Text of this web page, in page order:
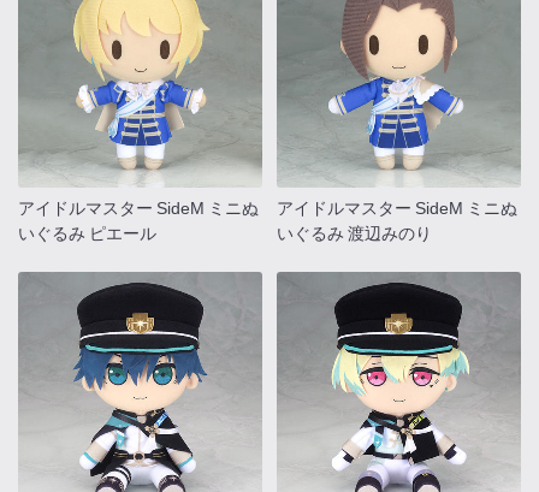
アイドルマスター SideM ミニぬ
いぐるみ ピエール
アイドルマスター SideM ミニぬ
いぐるみ 渡辺みのり